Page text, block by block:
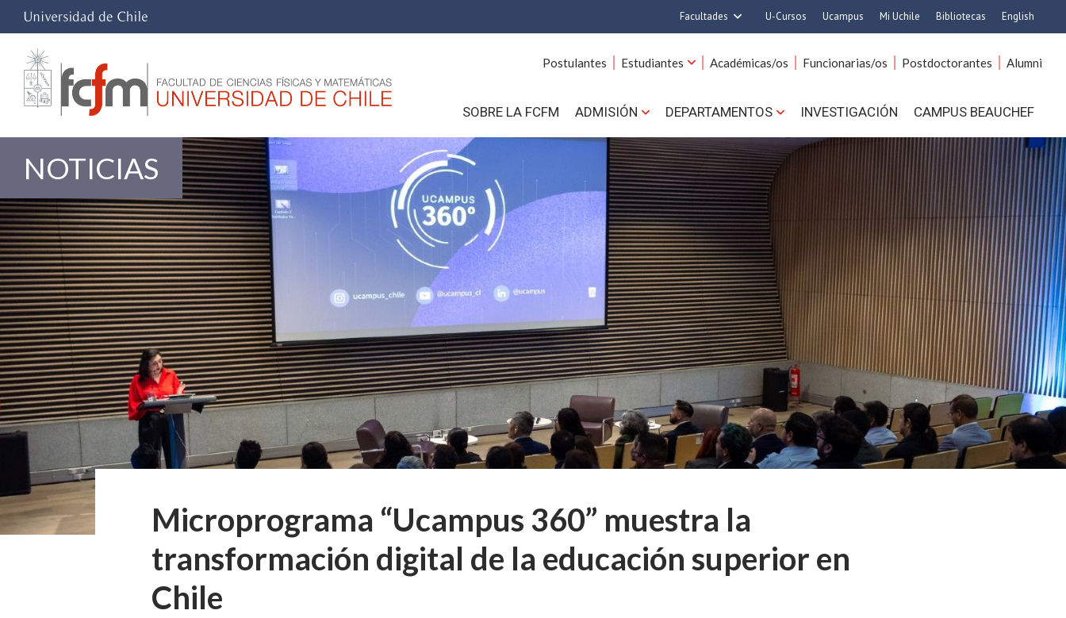
Facultades
Ciencias
Cs. Agronómicas
Cs. Veterinarias y Pecuarias
Comunicación e Imagen
Derecho
Economía y Negocios
Filosofía y Humanidades
Gobierno
Medicina
Odontología
Estudios Avanzados en Educación
Estudios Internacionales
Nutrición y Tecnología de
Alimentos
Bachillerato
Hospital Clínico
U-Cursos Ucampus Mi Uchile Bibliotecas English
Postulantes Estudiantes Académicas/os Funcionarias/os Postdoctorantes Alumni
SOBRE LA FCFM ADMISIÓN DEPARTAMENTOS INVESTIGACIÓN CAMPUS BEAUCHEF
NOTICIAS
Microprograma “Ucampus 360” muestra la
transformación digital de la educación superior en
Chile